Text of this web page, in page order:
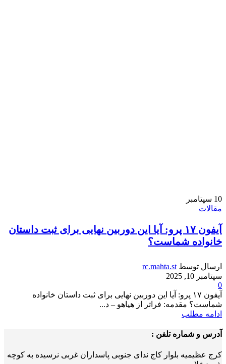
10 سپتامبر
مقالات
آیفون ۱۷ پرو: آیا این دوربین نهایی برای ثبت داستان
خانواده شماست؟
ارسال توسط rc.mahta.st
سپتامبر 10, 2025
0
آیفون ۱۷ پرو: آیا این دوربین نهایی برای ثبت داستان خانواده
شماست؟ مقدمه: فراتر از هیاهو – د...
ادامه مطلب
آدرس و شماره تلفن :
کرج عظیمیه بلوار کاج ندای جنوبی پاسداران غربی نرسیده به کوچه